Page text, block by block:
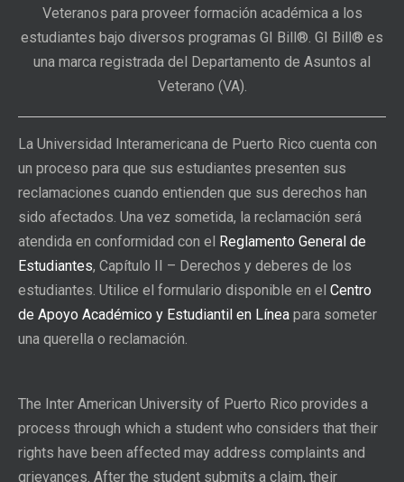
Veteranos para proveer formación académica a los
estudiantes bajo diversos programas GI Bill®. GI Bill® es
una marca registrada del Departamento de Asuntos al
Veterano (VA).
La Universidad Interamericana de Puerto Rico cuenta con
un proceso para que sus estudiantes presenten sus
reclamaciones cuando entienden que sus derechos han
sido afectados. Una vez sometida, la reclamación será
atendida en conformidad con el
Reglamento General de
Estudiantes, Capítulo II – Derechos y deberes de los
estudiantes. Utilice el formulario disponible en el Centro
de Apoyo Académico y Estudiantil en Línea para someter
una querella o reclamación.
The Inter American University of Puerto Rico provides a
process through which a student who considers that their
rights have been affected may address complaints and
grievances. After the student submits a claim, their